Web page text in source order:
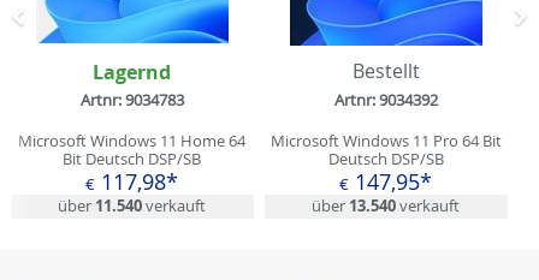
Lagernd
Artnr: 9034783
Microsoft Windows 11 Home 64
Bit Deutsch DSP/SB
€ 117,98*
über 11.540verkauft
Bestellt
Artnr: 9034392
Microsoft Windows 11 Pro 64 Bit
Deutsch DSP/SB
€ 147,95*
über 13.540verkauft
Zurück